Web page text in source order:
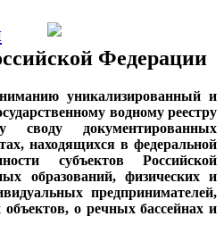
Федерации
уникализированный и
водному реестру
своду документированных
находящихся в федеральной
субъектов Российской
образований, физических и
предпринимателей,
о речных бассейнах и